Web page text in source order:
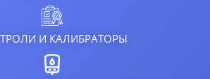
И КАЛИБРАТОРЫ